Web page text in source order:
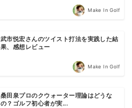
Make In Golf
武市悦宏さんのツイスト打法を実践した結
果、感想レビュー
Make In Golf
桑田泉プロのクウォーター理論はどうな
の？ゴルフ初心者が実...